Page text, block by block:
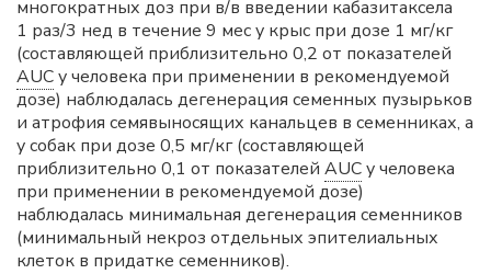
многократных доз при в/в введении кабазитаксела
1 раз/3 нед в течение 9 мес у крыс при дозе 1 мг/кг
(составляющей приблизительно 0,2 от показателей
AUCу человека при применении в рекомендуемой
дозе) наблюдалась дегенерация семенных пузырьков
и атрофия семявыносящих канальцев в семенниках, а
у собак при дозе 0,5 мг/кг (составляющей
приблизительно 0,1 от показателей AUCу человека
при применении в рекомендуемой дозе)
наблюдалась минимальная дегенерация семенников
(минимальный некроз отдельных эпителиальных
клеток в придатке семенников).